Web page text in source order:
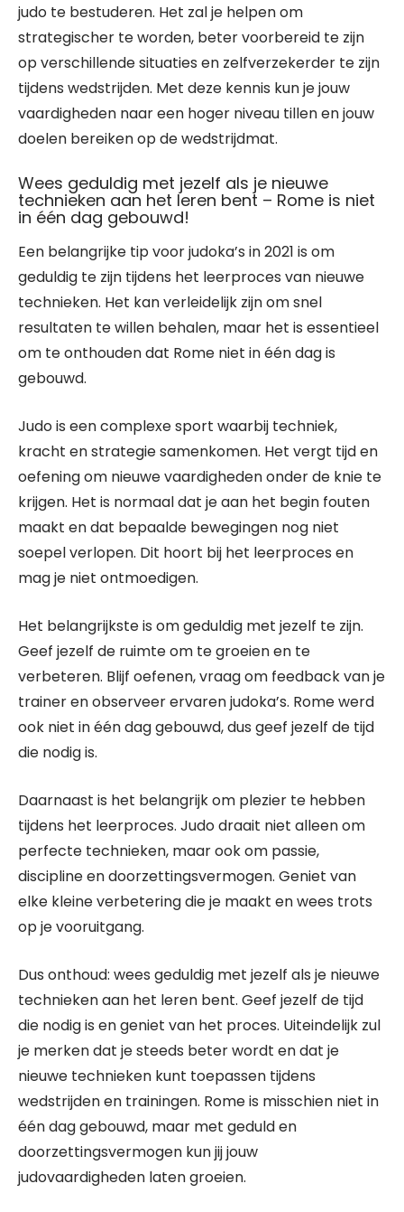
judo te bestuderen. Het zal je helpen om
strategischer te worden, beter voorbereid te zijn
op verschillende situaties en zelfverzekerder te zijn
tijdens wedstrijden. Met deze kennis kun je jouw
vaardigheden naar een hoger niveau tillen en jouw
doelen bereiken op de wedstrijdmat.
Wees geduldig met jezelf als je nieuwe
technieken aan het leren bent – Rome is niet
in één dag gebouwd!
Een belangrijke tip voor judoka’s in 2021 is om
geduldig te zijn tijdens het leerproces van nieuwe
technieken. Het kan verleidelijk zijn om snel
resultaten te willen behalen, maar het is essentieel
om te onthouden dat Rome niet in één dag is
gebouwd.
Judo is een complexe sport waarbij techniek,
kracht en strategie samenkomen. Het vergt tijd en
oefening om nieuwe vaardigheden onder de knie te
krijgen. Het is normaal dat je aan het begin fouten
maakt en dat bepaalde bewegingen nog niet
soepel verlopen. Dit hoort bij het leerproces en
mag je niet ontmoedigen.
Het belangrijkste is om geduldig met jezelf te zijn.
Geef jezelf de ruimte om te groeien en te
verbeteren. Blijf oefenen, vraag om feedback van je
trainer en observeer ervaren judoka’s. Rome werd
ook niet in één dag gebouwd, dus geef jezelf de tijd
die nodig is.
Daarnaast is het belangrijk om plezier te hebben
tijdens het leerproces. Judo draait niet alleen om
perfecte technieken, maar ook om passie,
discipline en doorzettingsvermogen. Geniet van
elke kleine verbetering die je maakt en wees trots
op je vooruitgang.
Dus onthoud: wees geduldig met jezelf als je nieuwe
technieken aan het leren bent. Geef jezelf de tijd
die nodig is en geniet van het proces. Uiteindelijk zul
je merken dat je steeds beter wordt en dat je
nieuwe technieken kunt toepassen tijdens
wedstrijden en trainingen. Rome is misschien niet in
één dag gebouwd, maar met geduld en
doorzettingsvermogen kun jij jouw
judovaardigheden laten groeien.